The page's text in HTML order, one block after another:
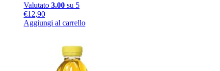
Valutato 3.00 su 5
€12,90
Aggiungi al carrello